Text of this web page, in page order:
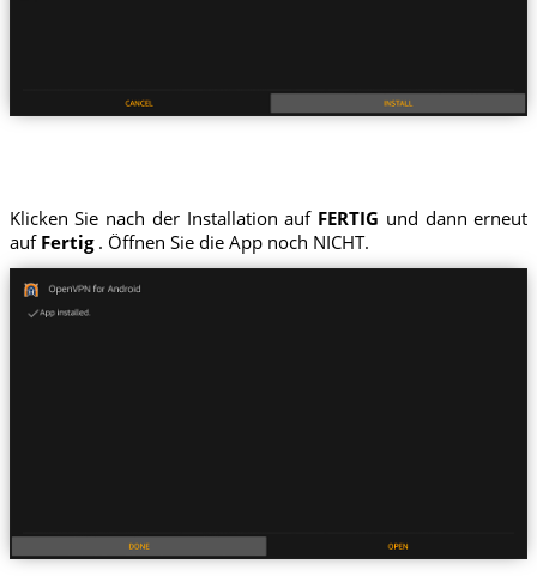
Klicken Sie nach der Installation auf FERTIG und dann erneut
auf Fertig. Öffnen Sie die App noch NICHT.